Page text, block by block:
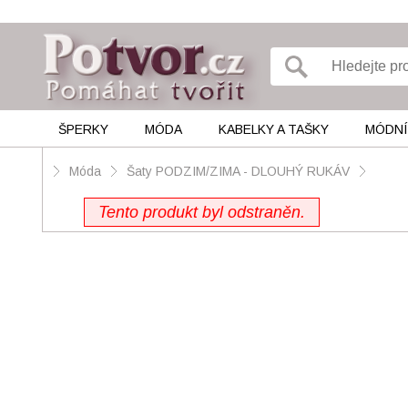
ŠPERKY MÓDA KABELKY A TAŠKY
Móda Šaty PODZIM/ZIMA - DLOUHÝ RUKÁV
Tento produkt byl odstraněn.